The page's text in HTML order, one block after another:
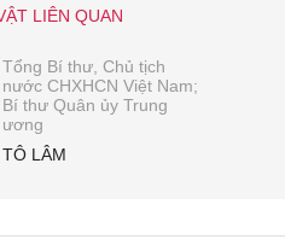
LIÊN QUAN
Tổng Bí thư, Chủ tịch
nước CHXHCN Việt Nam;
Bí thư Quân ủy Trung
ương
TÔ LÂM